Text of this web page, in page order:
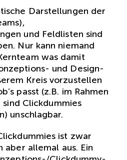
Darstellungen der
und Feldlisten sind
Nur kann niemand
was damit
und Design-
Kreis vorzustellen
passt (z.B. im Rahmen
Clickdummies
unschlagbar.
ist zwar
aber allemal aus. Ein